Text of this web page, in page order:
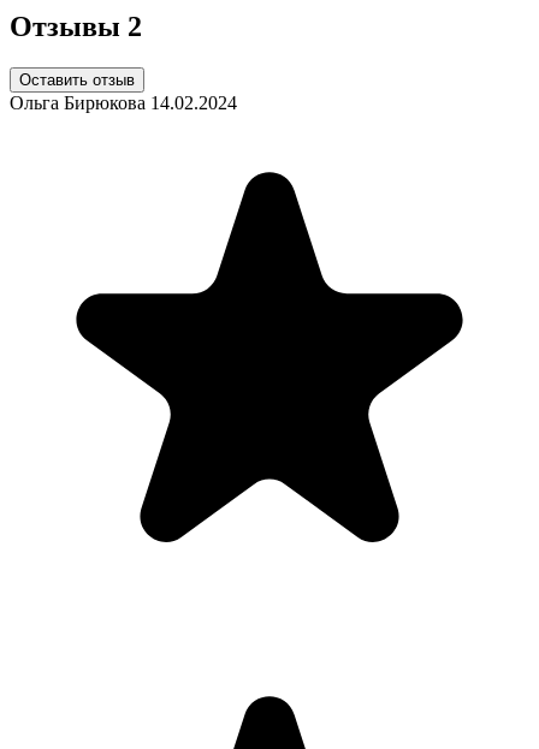
Отзывы 2
Оставить отзыв
Ольга Бирюкова 14.02.2024